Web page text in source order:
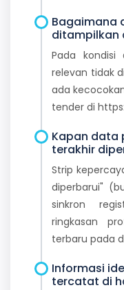
Bagaimana
ditampilkan
Pada kondisi
relevan tidak
ada
tender di
Kapan data
terakhir
Strip
diperbarui"
sinkron
ringkasan
terbaru pada
Informasi
tercatat di